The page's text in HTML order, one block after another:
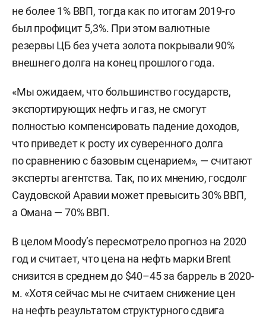
не более 1% ВВП, тогда как по итогам 2019-го
был профицит 5,3%. При этом валютные
резервы ЦБ без учета золота покрывали 90%
внешнего долга на конец прошлого года.
«Мы ожидаем, что большинство государств,
экспортирующих нефть и газ, не смогут
полностью компенсировать падение доходов,
что приведет к росту их суверенного долга
по сравнению с базовым сценарием», — считают
эксперты агентства. Так, по их мнению, госдолг
Саудовской Аравии может превысить 30% ВВП,
а Омана — 70% ВВП.
В целом Moody’s пересмотрело прогноз на 2020
год и считает, что цена на нефть марки Brent
снизится в среднем до $40–45 за баррель в 2020-
м. «Хотя сейчас мы не считаем снижение цен
на нефть результатом структурного сдвига